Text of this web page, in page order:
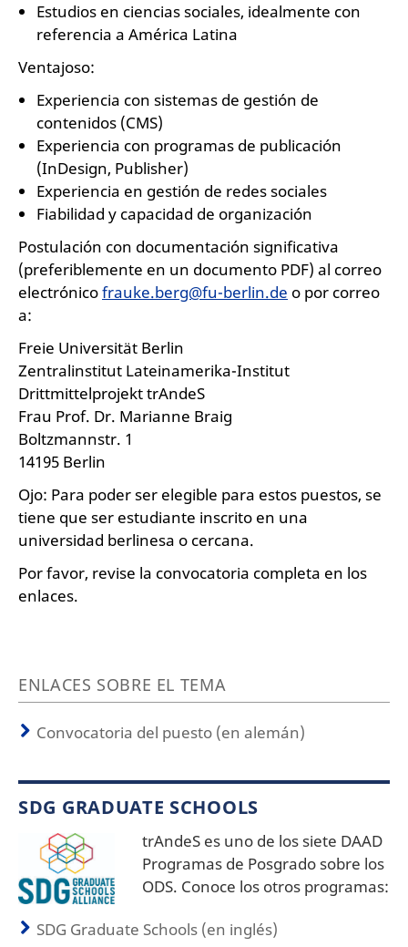
Estudios en ciencias sociales, idealmente con
referencia a América Latina
Ventajoso:
Experiencia con sistemas de gestión de
contenidos (CMS)
Experiencia con programas de publicación
(InDesign, Publisher)
Experiencia en gestión de redes sociales
Fiabilidad y capacidad de organización
Postulación con documentación significativa
(preferiblemente en un documento PDF) al correo
electrónicofrauke.berg@fu-berlin.de o por correo
a:
Freie Universität Berlin
Zentralinstitut Lateinamerika-Institut
Drittmittelprojekt trAndeS
Frau Prof. Dr. Marianne Braig
Boltzmannstr. 1
14195 Berlin
Ojo: Para poder ser elegible para estos puestos, se
tiene que ser estudiante inscrito en una
universidad berlinesa o cercana.
Por favor, revise la convocatoria completa en los
enlaces.
ENLACES SOBRE EL TEMA
Convocatoria del puesto (en alemán)
SDG GRADUATE SCHOOLS
trAndeS es uno de los siete DAAD
Programas de Posgrado sobre los
ODS. Conoce los otros programas:
SDG Graduate Schools (en inglés)